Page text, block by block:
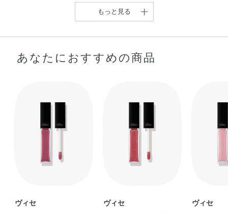
イエベ秋大優勝【お洒落
【新色レビュー&限定ミ
taetae
【清涼感がたまらない
shiori
もっと見る
あなたにおすすめの商品
ヴィセ
ヴィセ
ヴィセ